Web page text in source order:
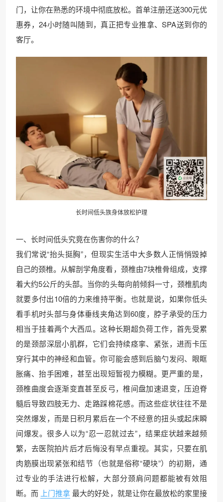
门，让你在熟悉的环境中彻底放松。首单注册还送300元优
惠券，24小时随叫随到，真正把专业推拿、SPA送到你的
客厅。
长时间低头族身体放松护理
一、长时间低头究竟在伤害你的什么？
我们常说“抬头挺胸”，但现实生活中大多数人正悄悄毁掉
自己的颈椎。从解剖学角度看，颈椎由7块椎骨组成，支撑
着大约5公斤的头部。当你的头每向前倾斜一寸，颈椎肌肉
就要多付出10倍的力来维持平衡。也就是说，如果你低头
看手机时头部与身体垂线夹角达到60度，脖子承受的压力
相当于挂着两个大西瓜。这种长期超负荷工作，首先受累
的是颈部深层小肌群，它们会持续痉挛、紧张，进而卡压
穿行其中的神经和血管。你可能会感到后脑勺发闷、眼眶
胀痛、抬手困难，甚至出现短暂视力模糊。更严重的是，
颈椎曲度会逐渐变直甚至反弓，椎间盘加速退变，压迫脊
髓后导致四肢无力、走路踩棉花感。而这些症状往往不是
突然爆发，而是日积月累后在一个不经意的扭头或起床瞬
间爆发。很多人以为“忍一忍就过去”，结果症状越来越频
繁，去医院拍片后才后悔没有早点重视。其实，只要在肌
肉筋膜出现紧张和结节（也就是俗称“硬块”）的初期，通
过专业的手法进行松解，大部分颈肩问题都能被有效阻
断。而 上门推拿 最大的好处，就是让你在最放松的家里接